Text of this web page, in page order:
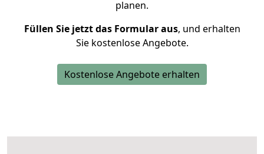
planen.
Füllen Sie jetzt das Formular aus, und erhalten
Sie kostenlose Angebote.
Kostenlose Angebote erhalten